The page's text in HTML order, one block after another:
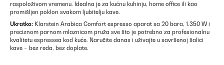
raspoloživom vremenu. Idealna je za kućnu kuhinju, home office ili kao
promišljen poklon svakom ljubitelju kave.
Ukratko: Klarstein Arabica Comfort espresso aparat sa 20 bara, 1.350 W i
preciznom parnom mlaznicom pruža sve što je potrebno za profesionalnu
kvalitetu espressea kod kuće. Naručite danas i uživajte u savršenoj šalici
kave – bez reda, bez doplate.